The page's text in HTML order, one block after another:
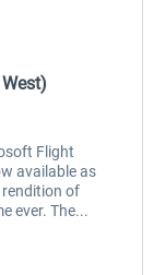
36,29 € *
Flight
available as
rendition of
ever. The...